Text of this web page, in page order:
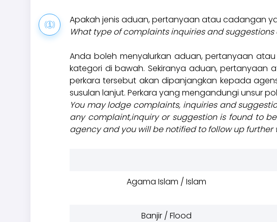
Apakah jenis aduan, pertanyaan atau cadangan
What type of complaints inquiries and
Anda boleh menyalurkan aduan, pertanyaan
kategori di bawah. Sekiranya aduan, pertanyaan
perkara tersebut akan dipanjangkan kepada
susulan lanjut. Perkara yang mengandungi unsur
You may lodge complaints, inquiries and
any complaint,inquiry or suggestion is found to
agency and you will be notified to follow up
Agama Islam / Islam
Banjir / Flood